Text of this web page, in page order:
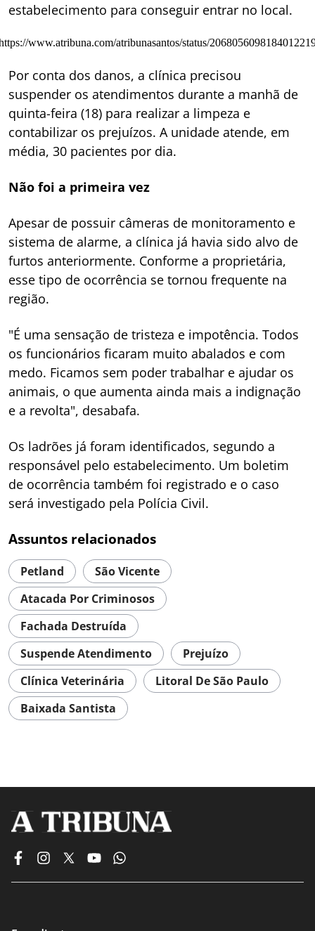
estabelecimento para conseguir entrar no local.
www.atribuna.com/atribunasantos/status/
Por conta dos danos, a clínica precisou
suspender os atendimentos durante a manhã de
quinta-feira (18) para realizar a limpeza e
contabilizar os prejuízos. A unidade atende, em
média, 30 pacientes por dia.
Não foi a primeira vez
Apesar de possuir câmeras de monitoramento e
sistema de alarme, a clínica já havia sido alvo de
furtos anteriormente. Conforme a proprietária,
esse tipo de ocorrência se tornou frequente na
região.
"É uma sensação de tristeza e impotência. Todos
os funcionários ficaram muito abalados e com
medo. Ficamos sem poder trabalhar e ajudar os
animais, o que aumenta ainda mais a indignação
e a revolta", desabafa.
Os ladrões já foram identificados, segundo a
responsável pelo estabelecimento. Um boletim
de ocorrência também foi registrado e o caso
será investigado pela Polícia Civil.
Assuntos relacionados
Petland
São Vicente
Atacada Por Criminosos
Fachada Destruída
Suspende Atendimento
Prejuízo
Clínica Veterinária
Litoral De São Paulo
Baixada Santista